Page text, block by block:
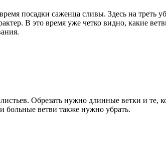
посадки саженца сливы. Здесь на
В это время уже четко видно, какие
Обрезать нужно длинные ветки и
больные ветви также нужно убрать.